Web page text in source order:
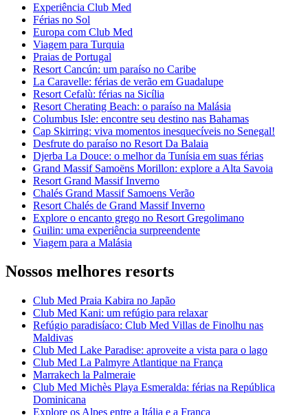
Experiência Club Med
Férias no Sol
Europa com Club Med
Viagem para Turquia
Praias de Portugal
Resort Cancún: um paraíso no Caribe
La Caravelle: férias de verão em Guadalupe
Resort Cefalù: férias na Sicília
Resort Cherating Beach: o paraíso na Malásia
Columbus Isle: encontre seu destino nas Bahamas
Cap Skirring: viva momentos inesquecíveis no Senegal!
Desfrute do paraíso no Resort Da Balaia
Djerba La Douce: o melhor da Tunísia em suas férias
Grand Massif Samoëns Morillon: explore a Alta Savoia
Resort Grand Massif Inverno
Chalés Grand Massif Samoens Verão
Resort Chalés de Grand Massif Inverno
Explore o encanto grego no Resort Gregolimano
Guilin: uma experiência surpreendente
Viagem para a Malásia
Nossos melhores resorts
Club Med Praia Kabira no Japão
Club Med Kani: um refúgio para relaxar
Refúgio paradisíaco: Club Med Villas de Finolhu nas
Maldivas
Club Med Lake Paradise: aproveite a vista para o lago
Club Med La Palmyre Atlantique na França
Marrakech la Palmeraie
Club Med Michès Playa Esmeralda: férias na República
Dominicana
Explore os Alpes entre a Itália e a França